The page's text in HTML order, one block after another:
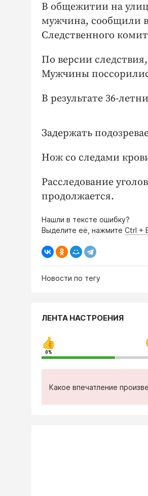
В общежитии на
мужчина, сообщили
Следственного
По версии
Мужчины
В результате 36-
Задержать
Нож со следами
Расследование
продолжается.
Нашли в тексте ошибку?
Выделите её, нажмите Ctrl +
Новости по тегу
ЛЕНТА НАСТРОЕНИЯ
0%
Какое впечатление